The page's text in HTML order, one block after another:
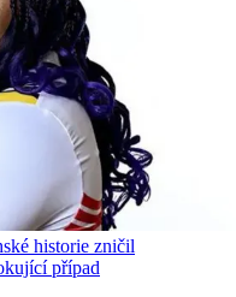
historie zničil
případ